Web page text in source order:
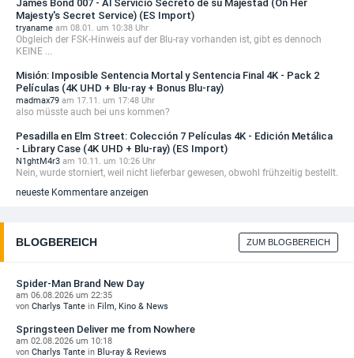
Supergirl (2026) 4K (Limited Steelbook Edition)
...
34,99 EUR
VORBESTELLBAR
Terminator 2 - Tag der Abrechnung 4K (Renato
Casaro ...
34,99 EUR
VORBESTELLBAR
The Fast and the Furious 4K (25th Anniversary)
James Bond 007 - Al Servicio Secreto de su Majestad (On Her
Majesty's Secret Service) (ES Import)
tryaname am 08.01. um 10:38 Uhr
Obgleich der FSK-Hinweis auf der Blu-ray vorhanden ist, gibt es dennoch
KEINE ...
Misión: Imposible Sentencia Mortal y Sentencia Final 4K - Pack 2
Películas (4K UHD + Blu-ray + Bonus Blu-ray)
madmax79 am 17.11. um 17:48 Uhr
also müsste auch bei uns kommen?
Pesadilla en Elm Street: Colección 7 Películas 4K - Edición Metálica
- Library Case (4K UHD + Blu-ray) (ES Import)
N1ghtM4r3 am 10.11. um 10:26 Uhr
Nein, wurde storniert, weil nicht lieferbar gewesen, obwohl frühzeitig bestellt.
neueste Kommentare anzeigen
BLOGBEREICH ZUM BLOGBEREICH
Spider-Man Brand New Day
am 06.08.2026 um 22:35
von Charlys Tante in Film, Kino & News
Springsteen Deliver me from Nowhere
am 02.08.2026 um 10:18
von Charlys Tante in Blu-ray & Reviews